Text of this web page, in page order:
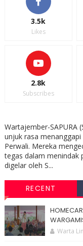
3.5k
Likes
2.8k
Subscribes
Wartajember-SAPURA
unjuk rasa
Perwali. Mereka
tegas dalam menindak
digelar oleh S...
RECENT
Warta